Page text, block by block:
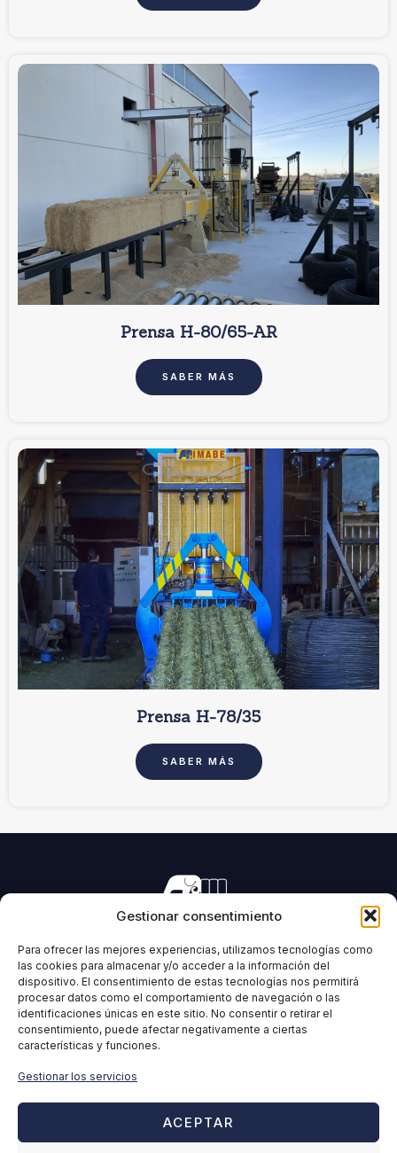
Gestionar consentimiento
Para ofrecer las mejores experiencias, utilizamos tecnologías como
las cookies para almacenar y/o acceder a la información del
dispositivo. El consentimiento de estas tecnologías nos permitirá
procesar datos como el comportamiento de navegación o las
identificaciones únicas en este sitio. No consentir o retirar el
consentimiento, puede afectar negativamente a ciertas
características y funciones.
Gestionar los servicios
ACEPTAR
Prensa H-80/65-AR
SABER MÁS
Prensa H-78/35
SABER MÁS
Fabricación de maquinaria para el prensado de todo tipo
IMABE
Inicio
IMABE
Contacto
INFORMACIÓN
Política de calidad
Canal Ético